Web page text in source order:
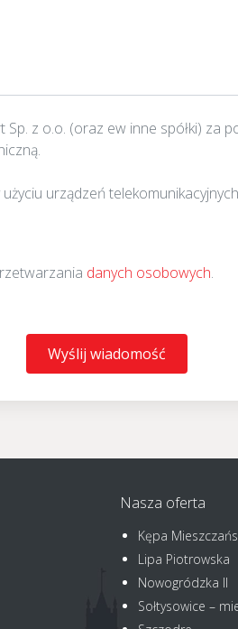
z o.o. (oraz ew inne spółki) za
urządzeń
danych osobowych.
Wyślij wiadomość
Nasza oferta
Kępa
Lipa Piotrowska
Nowogródzka II
Sołtysowice –